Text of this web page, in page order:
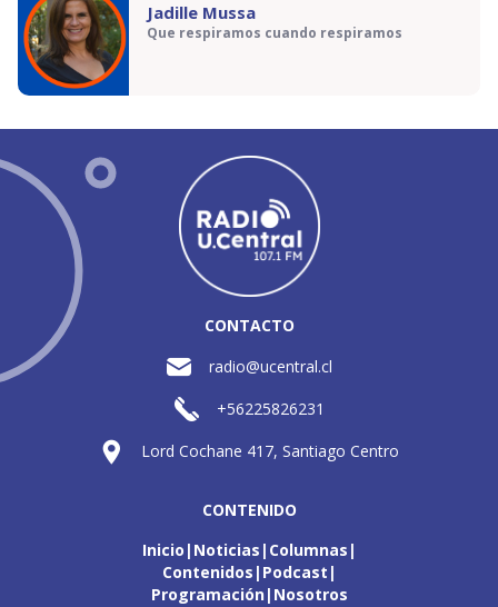
Jadille Mussa
Que respiramos cuando respiramos
CONTACTO
radio@ucentral.cl
+56225826231
Lord Cochane 417, Santiago Centro
CONTENIDO
Inicio Noticias Columnas
Contenidos Podcast
Programación Nosotros